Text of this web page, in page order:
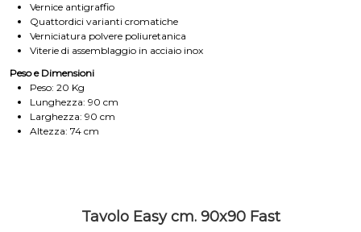
Vernice antigraffio
Quattordici varianti cromatiche
Verniciatura polvere poliuretanica
Viterie di assemblaggio in acciaio inox
Peso e Dimensioni
Peso: 20 Kg
Lunghezza: 90 cm
Larghezza: 90 cm
Altezza: 74 cm
Tavolo Easy cm. 90x90 Fast